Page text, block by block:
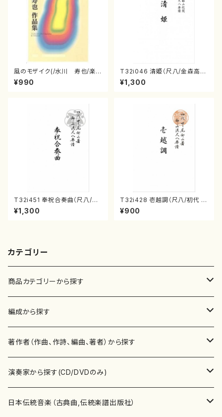
風のモザイク(/水川 寿也/楽
譜）
¥990
T32i046 清姫（尺八/金森高
山/楽譜）都山流公刊楽譜曲番：
45
¥1,300
T32i451 奉祝合奏曲（尺八/久
本玄智/楽譜）都山流公刊楽譜曲
番:2158
¥1,300
T32i428 壱越調（尺八/初代 中
村双葉/楽譜）都山流公刊楽譜曲
番:2133
¥900
カテゴリー
商品カテゴリーから探す
楽譜
書籍
書籍
テキストブック
CD・DVD
チケット
編成から探す
邦楽器
箏・琴（ソロ）
箏・琴（合奏）
合唱
混声合唱
歌・声
著作者（作曲、作詩、編曲、著者）から探す
あ行
青木省三(アオキ ショウゾウ)
か行
演奏家から探す(CD/DVDのみ)
邦楽（箏、三味線、尺八等）演奏家
日本伝統音楽（古典曲,伝統楽譜出版社）